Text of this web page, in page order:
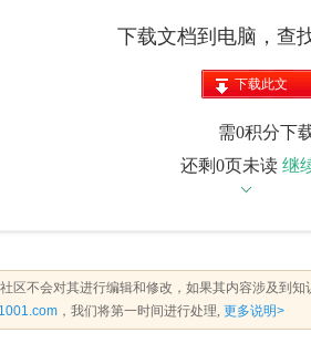
下载文档到电脑，查
下载此文
需0积分下
还剩0页未读 继
区不会对其进行编辑和修改，如果其内容涉及到
，我们将第一时间进行处理, 更多说明>